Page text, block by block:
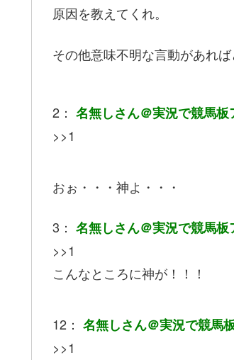
原因を教えてくれ。
その他意味不明な言動があれば
2： 名無しさん＠実況で競馬板
>>1
おぉ・・・神よ・・・
3： 名無しさん＠実況で競馬板
>>1
こんなところに神が！！！
12： 名無しさん＠実況で競馬
>>1